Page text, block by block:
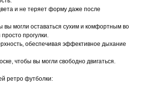
и не теряет форму даже после
вы могли оставаться сухим и комфортным во
прогулки.
обеспечивая эффективное дыхание
чтобы вы могли свободно двигаться.
ретро футболки: